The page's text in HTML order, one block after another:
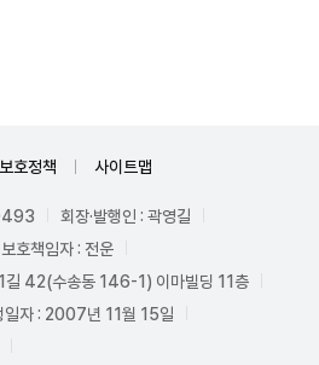
호정책 사이트맵
회장·발행인 : 곽영길
호책임자 : 전운
길 42(수송동 146-1) 이마빌딩 11층
일자 : 2007년 11월 15일